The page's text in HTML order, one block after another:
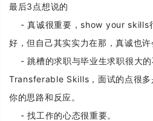
最后3点想说的
- 真诚很重要，show your skills
好，但自己其实实力在那，真诚也许
- 跳槽的求职与毕业生求职很大的
Transferable Skills，面试的点很多
你的思路和反应。
- 找工作的心态很重要。